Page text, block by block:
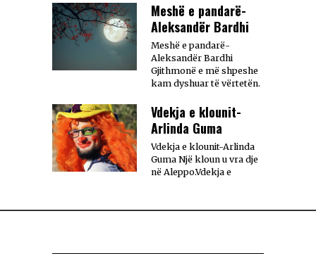
Meshë e pandarë-
Aleksandër Bardhi
Meshë e pandarë-
Aleksandër Bardhi
Gjithmonë e më shpeshe
kam dyshuar të vërtetën.
Vdekja e klounit-
Arlinda Guma
Vdekja e klounit-Arlinda
Guma Një kloun u vra dje
në Aleppo.Vdekja e